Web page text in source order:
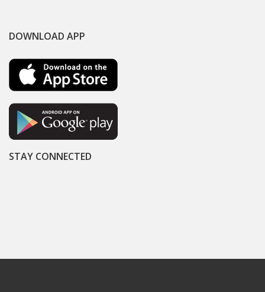
DOWNLOAD APP
STAY CONNECTED